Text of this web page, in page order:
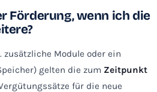
Förderung, wenn ich die
zusätzliche Module oder ein
gelten die zum Zeitpunkt
für die neue